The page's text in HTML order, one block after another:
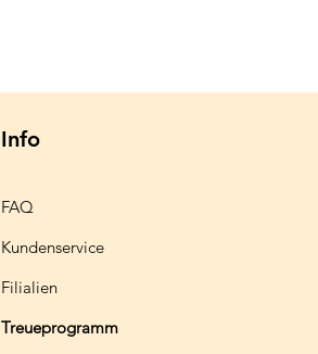
Info
FAQ
Kundenservice
Filialien
Treueprogramm